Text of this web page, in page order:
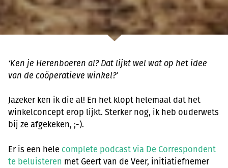
‘Ken je Herenboeren al? Dat lijkt wel wat op het idee
van de coöperatieve winkel?’
Jazeker ken ik die al! En het klopt helemaal dat het
winkelconcept erop lijkt. Sterker nog, ik heb ouderwets
bij ze afgekeken, ;-).
Er is een hele complete podcast via De Correspondent
te beluisteren met Geert van de Veer, initiatiefnemer